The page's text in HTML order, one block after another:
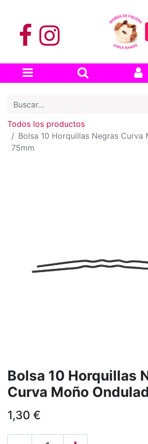
Todos los productos
Bolsa 10 Horquillas Negras Curva
75mm
Bolsa 10 Horquillas
Curva Moño
1,30 €